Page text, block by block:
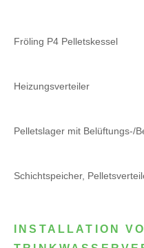
Fröling P4 Pelletskessel
Heizungsverteiler
Pelletslager mit Belüftungs-/
Schichtspeicher,
INSTALLATION